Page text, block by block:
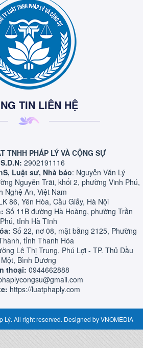
TIN LIÊN HỆ
TNHH PHÁP LÝ VÀ CỘNG SỰ
2902191116
Luật sư, Nhà báo: Nguyễn Văn Lý
Nguyễn Trãi, khối 2, phường Vinh Phú,
Nghệ An, Việt Nam
86, Yên Hòa, Cầu Giấy, Hà Nội
Số 11B đường Hà Hoàng, phường Trần
Phú, tỉnh Hà Tĩnh
Số 22, nơ 08, mặt bằng 2125, Phường
tỉnh Thanh Hóa
Lê Thị Trung, Phú Lợi - TP. Thủ Dầu
Một, Bình Dương
thoại: 0944662888
https://luatphaply.com
Lý. All right reserved. Designed byVNOMEDIA